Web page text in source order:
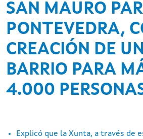
SAN MAURO
PONTEVEDRA,
CREACIÓN DE
BARRIO PARA
4.000
Explicó que la Xunta, a través de